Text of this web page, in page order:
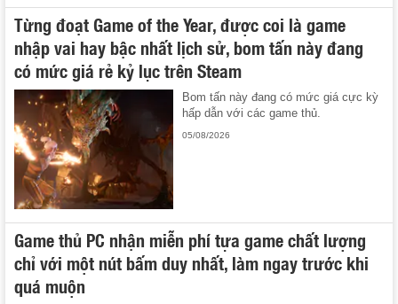
Từng đoạt Game of the Year, được coi là game
nhập vai hay bậc nhất lịch sử, bom tấn này đang
có mức giá rẻ kỷ lục trên Steam
Bom tấn này đang có mức giá cực kỳ
hấp dẫn với các game thủ.
05/08/2026
Game thủ PC nhận miễn phí tựa game chất lượng
chỉ với một nút bấm duy nhất, làm ngay trước khi
quá muộn